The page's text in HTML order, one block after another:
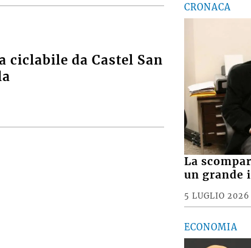
ciclabile da Castel San
CRONACA
La
un grande
5 LUGLIO 2026
ECONOMIA